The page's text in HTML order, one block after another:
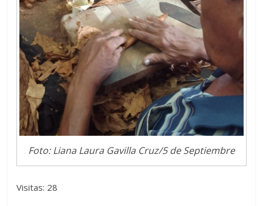
Foto: Liana Laura Gavilla Cruz/5 de Septiembre
Visitas: 28